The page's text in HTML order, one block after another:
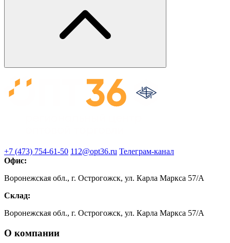
+7 (473) 754-61-50 112@opt36.ru Телеграм-канал
Офис:
Воронежская обл., г. Острогожск, ул. Карла Маркса 57/А
Склад:
Воронежская обл., г. Острогожск, ул. Карла Маркса 57/А
О компании